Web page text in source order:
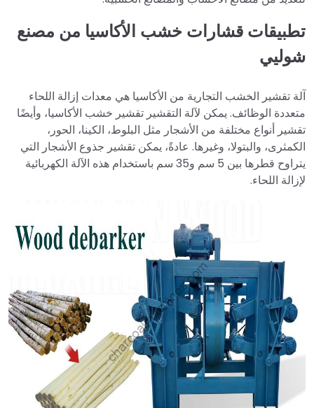
تطبيقات قشارات خشب الأكاسيا من مصنع
شوليي
آلة تقشير الخشب التجارية من الأكاسيا هي معدات إزالة اللحاء
متعددة الوظائف. يمكن لآلة التقشير تقشير خشب الأكاسيا، وأيضًا
تقشير أنواع مختلفة من الأشجار مثل البلوط، الكينا، الحور،
الكمثرى، والبتولا، وغيرها. عادةً، يمكن تقشير جذوع الأشجار التي
يتراوح قطرها بين 5 سم و35 سم باستخدام هذه الآلة الكهربائية
لإزالة اللحاء.